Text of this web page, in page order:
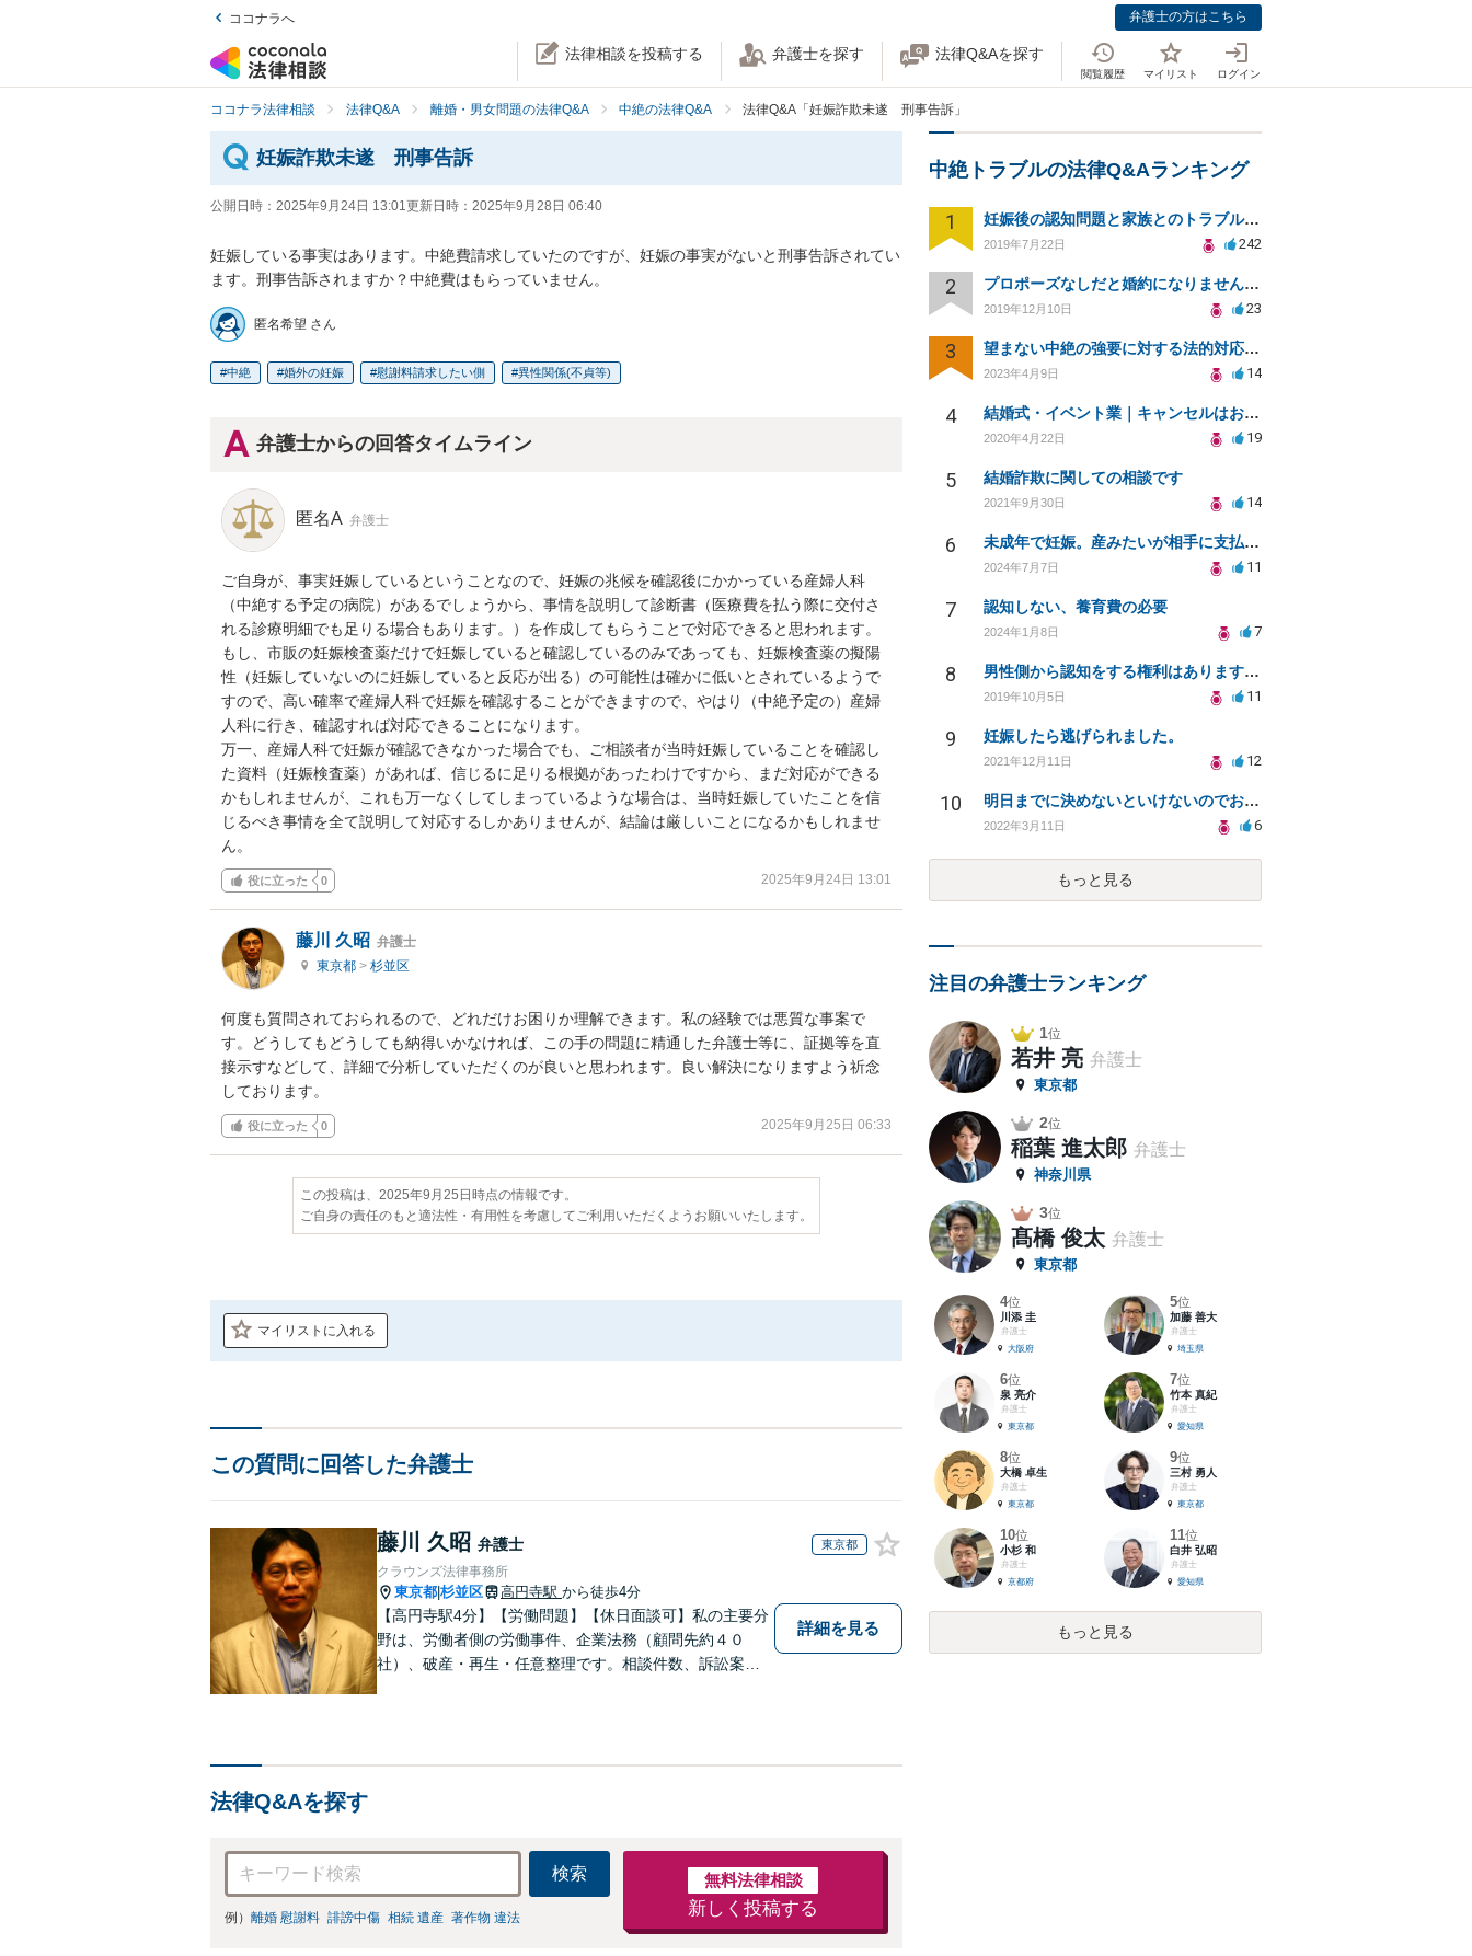
ココナラへ 弁護士の方はこちら
法律相談を投稿する 弁護士を探す 法律Q&Aを探す
閲覧履歴 マイリスト ログイン
ココナラ法律相談 法律Q&A 離婚・男女問題の法律Q&A 中絶の法律Q&A 法律Q&A「妊娠詐欺未遂 刑事告訴」
妊娠詐欺未遂 刑事告訴
公開日時： 2025年9月24日 13:01更新日時： 2025年9月28日 06:40
妊娠している事実はあります。中絶費請求していたのですが、妊娠の事実がないと刑事告訴されてい
ます。刑事告訴されますか？中絶費はもらっていません。
匿名希望 さん
中絶 婚外の妊娠 慰謝料請求したい側 異性関係(不貞等)
弁護士からの回答タイムライン
匿名A 弁護士
ご自身が、事実妊娠しているということなので、妊娠の兆候を確認後にかかっている産婦人科
（中絶する予定の病院）があるでしょうから、事情を説明して診断書（医療費を払う際に交付さ
れる診療明細でも足りる場合もあります。）を作成してもらうことで対応できると思われます。
もし、市販の妊娠検査薬だけで妊娠していると確認しているのみであっても、妊娠検査薬の擬陽
性（妊娠していないのに妊娠していると反応が出る）の可能性は確かに低いとされているようで
すので、高い確率で産婦人科で妊娠を確認することができますので、やはり（中絶予定の）産婦
人科に行き、確認すれば対応できることになります。
万一、産婦人科で妊娠が確認できなかった場合でも、ご相談者が当時妊娠していることを確認し
た資料（妊娠検査薬）があれば、信じるに足りる根拠があったわけですから、まだ対応ができる
かもしれませんが、これも万一なくしてしまっているような場合は、当時妊娠していたことを信
じるべき事情を全て説明して対応するしかありませんが、結論は厳しいことになるかもしれませ
ん。
役に立った 0 2025年9月24日 13:01
藤川 久昭 弁護士
東京都 > 杉並区
何度も質問されておられるので、どれだけお困りか理解できます。私の経験では悪質な事案で
す。どうしてもどうしても納得いかなければ、この手の問題に精通した弁護士等に、証拠等を直
接示すなどして、詳細で分析していただくのが良いと思われます。良い解決になりますよう祈念
しております。
役に立った 0 2025年9月25日 06:33
この投稿は、2025年9月25日時点の情報です。
ご自身の責任のもと適法性・有用性を考慮してご利用いただくようお願いいたします。
マイリストに入れる
この質問に回答した弁護士
藤川 久昭 弁護士 東京都
クラウンズ法律事務所
東京都 杉並区 高円寺駅 から徒歩4分
【高円寺駅4分】【労働問題】【休日面談可】私の主要分
野は、労働者側の労働事件、企業法務（顧問先約４０
社）、破産・再生・任意整理です。相談件数、訴訟案
詳細を見る
法律Q&Aを探す
検索
例） 離婚 慰謝料 誹謗中傷 相続 遺産 著作物 違法
無料法律相談
新しく投稿する
中絶トラブルの法律Q&Aランキング
1 妊娠後の認知問題と家族とのトラブル解決策を求めて
2019年7月22日 242
2 プロポーズなしだと婚約になりませんか？
2019年12月10日 23
3 望まない中絶の強要に対する法的対応と自己防衛策
2023年4月9日 14
4 結婚式・イベント業｜キャンセルはお客様都合？コロナによる結婚式キャンセルのトラブル対処（編集部投稿）
2020年4月22日 19
5 結婚詐欺に関しての相談です
2021年9月30日 14
6 未成年で妊娠。産みたいが相手に支払い能力がない場合。
2024年7月7日 11
7 認知しない、養育費の必要
2024年1月8日 7
8 男性側から認知をする権利はありますか？認知を拒否され父親になる権利を奪われたら法律問題になりますか？
2019年10月5日 11
9 妊娠したら逃げられました。
2021年12月11日 12
10 明日までに決めないといけないのでお願いします。
2022年3月11日 6
もっと見る
注目の弁護士ランキング
1位
若井 亮 弁護士
東京都
2位
稲葉 進太郎 弁護士
神奈川県
3位
髙橋 俊太 弁護士
東京都
4位
川添 圭
弁護士
大阪府
5位
加藤 善大
弁護士
埼玉県
6位
泉 亮介
弁護士
東京都
7位
竹本 真紀
弁護士
愛知県
8位
大橋 卓生
弁護士
東京都
9位
三村 勇人
弁護士
東京都
10位
小杉 和
弁護士
京都府
11位
白井 弘昭
弁護士
愛知県
もっと見る